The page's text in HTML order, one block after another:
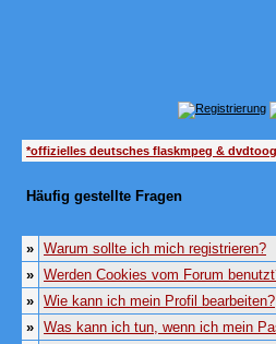
*offizielles deutsches flaskmpeg &
Häufig gestellte Fragen
» Warum sollte ich mich registrieren?
» Werden Cookies vom Forum
» Wie kann ich mein Profil bearbeiten?
» Was kann ich tun, wenn ich mein